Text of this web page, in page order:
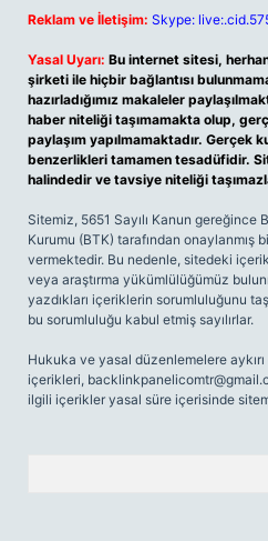
Reklam ve İletişim: Skype:
Yasal Uyarı: Bu internet sitesi,
şirketi ile hiçbir bağlantısı
hazırladığımız makaleler
haber niteliği taşımamakta olup,
paylaşım yapılmamaktadır. Gerçek
benzerlikleri tamamen tesadüfidir.
halindedir ve tavsiye niteliği
Sitemiz, 5651 Sayılı Kanun
Kurumu (BTK) tarafından onaylanmış
vermektedir. Bu nedenle, sitedeki
veya araştırma yükümlülüğümüz
yazdıkları içeriklerin sorumluluğunu
bu sorumluluğu kabul etmiş sayılırlar.
Hukuka ve yasal düzenlemelere
içerikleri,
ilgili içerikler yasal süre içerisinde